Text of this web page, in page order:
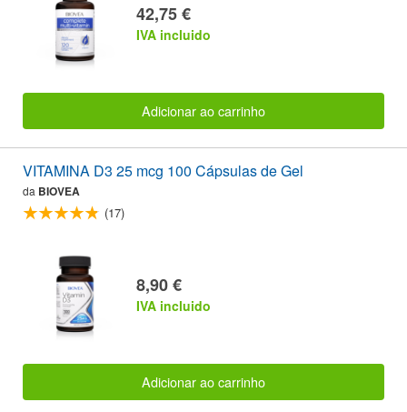
42,75 €
IVA incluido
Adicionar ao carrinho
VITAMINA D3 25 mcg 100 Cápsulas de Gel
da BIOVEA
(17)
8,90 €
IVA incluido
Adicionar ao carrinho